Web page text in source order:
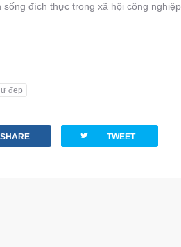
đích thực trong xã hội công nghiệp.
đẹp
SHARE twitterbird TWEET